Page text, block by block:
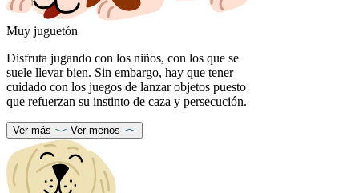
Muy juguetón
Disfruta jugando con los niños, con los que se
suele llevar bien. Sin embargo, hay que tener
cuidado con los juegos de lanzar objetos puesto
que refuerzan su instinto de caza y persecución.
Ver más Ver menos